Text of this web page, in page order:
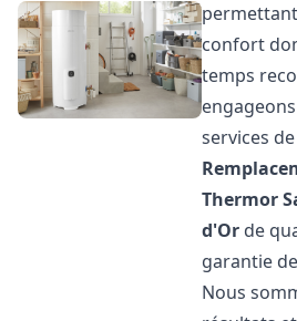
confort
temps
services de
Thermor
d'Or de
garantie
Nous